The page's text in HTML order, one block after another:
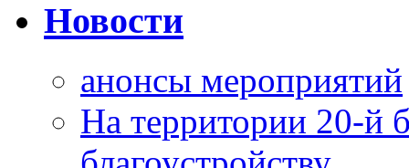
Новости
анонсы мероприятий
На территории 20-й